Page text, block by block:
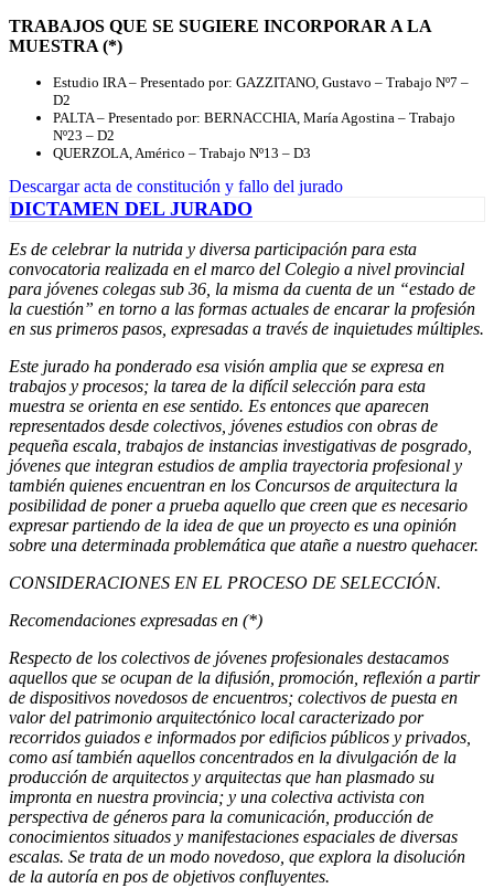
TRABAJOS QUE SE SUGIERE INCORPORAR A LA
MUESTRA (*)
Estudio IRA – Presentado por: GAZZITANO, Gustavo – Trabajo Nº7 –
D2
PALTA – Presentado por: BERNACCHIA, María Agostina – Trabajo
Nº23 – D2
QUERZOLA, Américo – Trabajo Nº13 – D3
Descargar acta de constitución y fallo del jurado
DICTAMEN DEL JURADO
Es de celebrar la nutrida y diversa participación para esta
convocatoria realizada en el marco del Colegio a nivel provincial
para jóvenes colegas sub 36, la misma da cuenta de un “estado de
la cuestión” en torno a las formas actuales de encarar la profesión
en sus primeros pasos, expresadas a través de inquietudes múltiples.
Este jurado ha ponderado esa visión amplia que se expresa en
trabajos y procesos; la tarea de la difícil selección para esta
muestra se orienta en ese sentido. Es entonces que aparecen
representados desde colectivos, jóvenes estudios con obras de
pequeña escala, trabajos de instancias investigativas de posgrado,
jóvenes que integran estudios de amplia trayectoria profesional y
también quienes encuentran en los Concursos de arquitectura la
posibilidad de poner a prueba aquello que creen que es necesario
expresar partiendo de la idea de que un proyecto es una opinión
sobre una determinada problemática que atañe a nuestro quehacer.
CONSIDERACIONES EN EL PROCESO DE SELECCIÓN.
Recomendaciones expresadas en (*)
Respecto de los colectivos de jóvenes profesionales destacamos
aquellos que se ocupan de la difusión, promoción, reflexión a partir
de dispositivos novedosos de encuentros; colectivos de puesta en
valor del patrimonio arquitectónico local caracterizado por
recorridos guiados e informados por edificios públicos y privados,
como así también aquellos concentrados en la divulgación de la
producción de arquitectos y arquitectas que han plasmado su
impronta en nuestra provincia; y una colectiva activista con
perspectiva de géneros para la comunicación, producción de
conocimientos situados y manifestaciones espaciales de diversas
escalas. Se trata de un modo novedoso, que explora la disolución
de la autoría en pos de objetivos confluyentes.